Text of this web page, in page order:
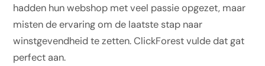
hadden hun webshop met veel passie opgezet, maar
misten de ervaring om de laatste stap naar
winstgevendheid te zetten. ClickForest vulde dat gat
perfect aan.